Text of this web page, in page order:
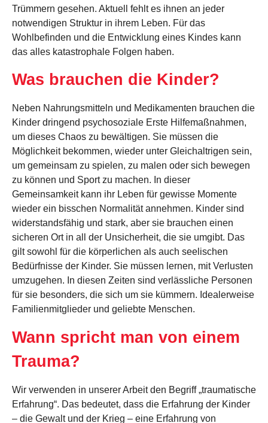
Trümmern gesehen. Aktuell fehlt es ihnen an jeder
notwendigen Struktur in ihrem Leben. Für das
Wohlbefinden und die Entwicklung eines Kindes kann
das alles katastrophale Folgen haben.
Was brauchen die Kinder?
Neben Nahrungsmitteln und Medikamenten brauchen die
Kinder dringend psychosoziale Erste Hilfemaßnahmen,
um dieses Chaos zu bewältigen. Sie müssen die
Möglichkeit bekommen, wieder unter Gleichaltrigen sein,
um gemeinsam zu spielen, zu malen oder sich bewegen
zu können und Sport zu machen. In dieser
Gemeinsamkeit kann ihr Leben für gewisse Momente
wieder ein bisschen Normalität annehmen. Kinder sind
widerstandsfähig und stark, aber sie brauchen einen
sicheren Ort in all der Unsicherheit, die sie umgibt. Das
gilt sowohl für die körperlichen als auch seelischen
Bedürfnisse der Kinder. Sie müssen lernen, mit Verlusten
umzugehen. In diesen Zeiten sind verlässliche Personen
für sie besonders, die sich um sie kümmern. Idealerweise
Familienmitglieder und geliebte Menschen.
Wann spricht man von einem
Trauma?
Wir verwenden in unserer Arbeit den Begriff „traumatische
Erfahrung“. Das bedeutet, dass die Erfahrung der Kinder
– die Gewalt und der Krieg – eine Erfahrung von